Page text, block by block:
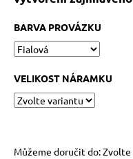
BARVA PROVÁZKU
VELIKOST NÁRAMKU
Můžeme doručit do:Zvolte
m
e
HEMATITOVÉ
SRDÍČKO
–
169